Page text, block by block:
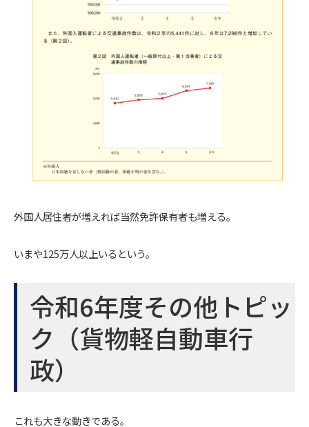
外国人居住者が増えれば当然免許保有者も増える。
いまや125万人以上いるという。
令和6年度その他トピッ
ク（貨物軽自動車行
政）
これも大きな動きである。